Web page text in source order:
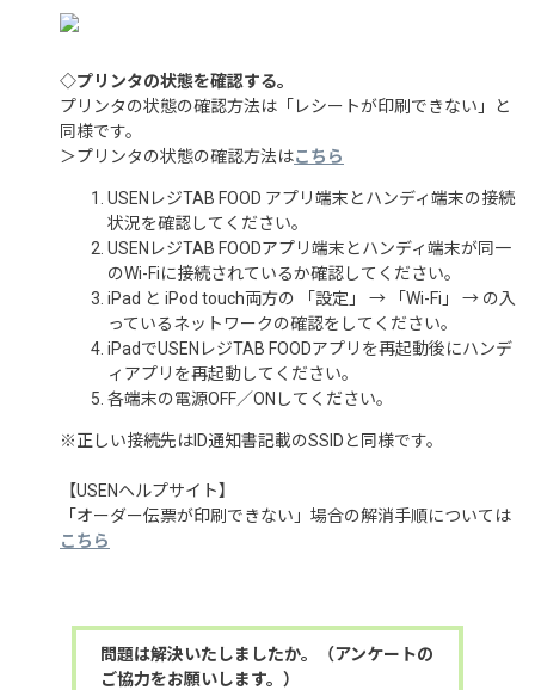
◇プリンタの状態を確認する。
プリンタの状態の確認方法は「レシートが印刷できない」と
同様です。
＞プリンタの状態の確認方法はこちら
USENレジTAB FOOD アプリ端末とハンディ端末の接続
状況を確認してください。
USENレジTAB FOODアプリ端末とハンディ端末が同一
のWi-Fiに接続されているか確認してください。
iPad と iPod touch両方の 「設定」 → 「Wi-Fi」 → の入
っているネットワークの確認をしてください。
iPadでUSENレジTAB FOODアプリを再起動後にハンデ
ィアプリを再起動してください。
各端末の電源OFF／ONしてください。
※正しい接続先はID通知書記載のSSIDと同様です。
【USENヘルプサイト】
「オーダー伝票が印刷できない」場合の解消手順については
こちら
問題は解決いたしましたか。（アンケートの
ご協力をお願いします。）